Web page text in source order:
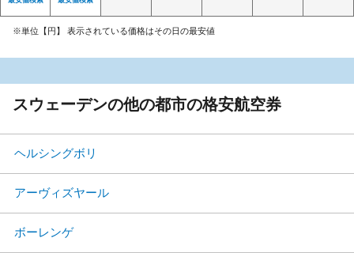
※単位【円】 表示されている価格はその日の最安値
スウェーデンの他の都市の格安航空券
ヘルシングボリ
アーヴィズヤール
ボーレンゲ